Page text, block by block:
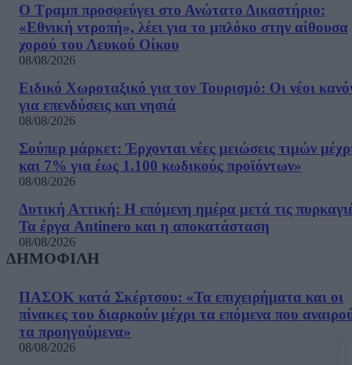
Ο Τραμπ προσφεύγει στο Ανώτατο Δικαστήριο:
«Εθνική ντροπή», λέει για το μπλόκο στην αίθουσα
χορού του Λευκού Οίκου
08/08/2026
Ειδικό Χωροταξικό για τον Τουρισμό: Οι νέοι
για επενδύσεις και νησιά
08/08/2026
Σούπερ μάρκετ: Έρχονται νέες μειώσεις τιμών
και 7% για έως 1.100 κωδικούς προϊόντων»
08/08/2026
Δυτική Αττική: Η επόμενη ημέρα μετά τις
Τα έργα Antinero και η αποκατάσταση
08/08/2026
ΔΗΜΟΦΙΛΗ
ΠΑΣΟΚ κατά Σκέρτσου: «Τα επιχειρήματα και οι
πίνακες του διαρκούν μέχρι τα επόμενα που
τα προηγούμενα»
08/08/2026